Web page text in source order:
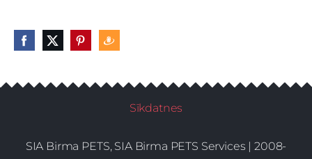
Sīkdatnes
SIA Birma PETS, SIA Birma PETS Services | 2008-